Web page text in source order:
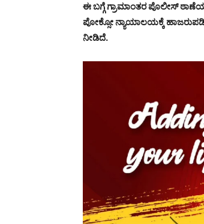
ಈ ಬಗ್ಗೆ ಗ್ರಾಮಾಂತರ ಪೊಲೀಸ್
ಪೋಕ್ಸೋ ನ್ಯಾಯಾಲಯಕ್ಕೆ
ನೀಡಿದೆ.